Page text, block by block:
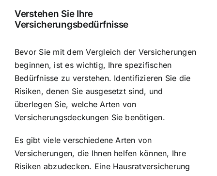
Verstehen Sie Ihre
Versicherungsbedürfnisse
Bevor Sie mit dem Vergleich der Versicherungen
beginnen, ist es wichtig, Ihre spezifischen
Bedürfnisse zu verstehen. Identifizieren Sie die
Risiken, denen Sie ausgesetzt sind, und
überlegen Sie, welche Arten von
Versicherungsdeckungen Sie benötigen.
Es gibt viele verschiedene Arten von
Versicherungen, die Ihnen helfen können, Ihre
Risiken abzudecken. Eine Hausratversicherung